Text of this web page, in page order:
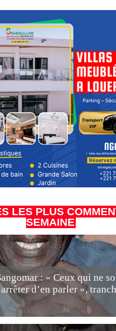
LES PLUS
SEMAINE
: « Ceux qui ne
d’en parler »,